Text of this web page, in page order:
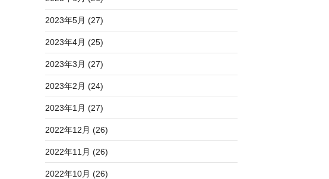
2023年5月 (27)
2023年4月 (25)
2023年3月 (27)
2023年2月 (24)
2023年1月 (27)
2022年12月 (26)
2022年11月 (26)
2022年10月 (26)